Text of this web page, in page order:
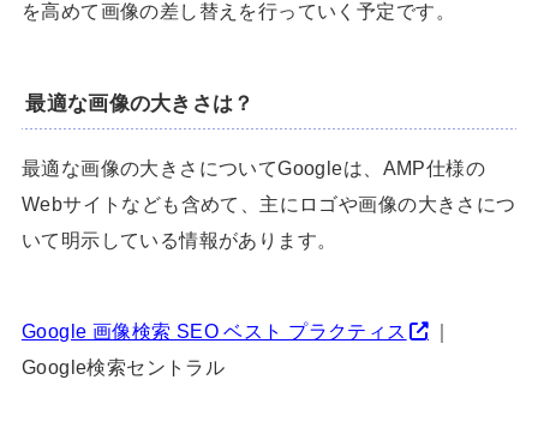
を高めて画像の差し替えを行っていく予定です。
最適な画像の大きさは？
最適な画像の大きさについてGoogleは、AMP仕様の
Webサイトなども含めて、主にロゴや画像の大きさにつ
いて明示している情報があります。
Google 画像検索 SEO ベスト プラクティス
Google検索セントラル